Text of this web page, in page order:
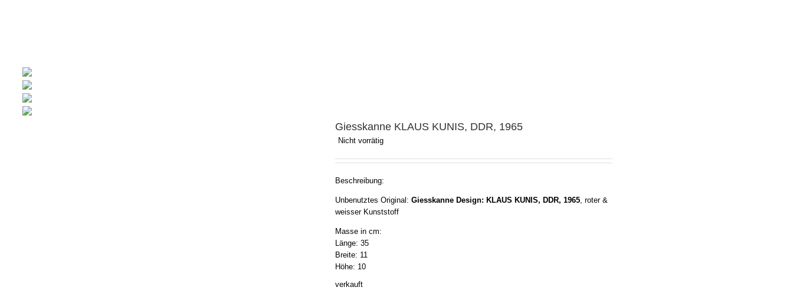
Giesskanne KLAUS KUNIS, DDR, 1965
Nicht vorrätig
Beschreibung:
Unbenutztes Original: Giesskanne Design: KLAUS KUNIS, DDR, 1965 , roter &
weisser Kunststoff
Masse in cm:
Länge: 35
Breite: 11
Höhe: 10
verkauft